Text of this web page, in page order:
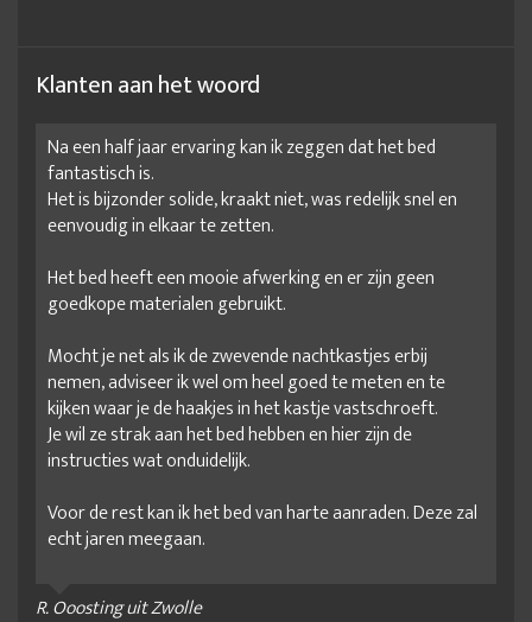
Klanten aan het woord
Na een half jaar ervaring kan ik zeggen dat het bed
fantastisch is.
Het is bijzonder solide, kraakt niet, was redelijk snel en
eenvoudig in elkaar te zetten.
Het bed heeft een mooie afwerking en er zijn geen
goedkope materialen gebruikt.
Mocht je net als ik de zwevende nachtkastjes erbij
nemen, adviseer ik wel om heel goed te meten en te
kijken waar je de haakjes in het kastje vastschroeft.
Je wil ze strak aan het bed hebben en hier zijn de
instructies wat onduidelijk.
Voor de rest kan ik het bed van harte aanraden. Deze zal
echt jaren meegaan.
R. Ooosting uit Zwolle